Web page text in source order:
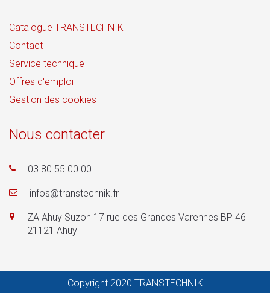
Catalogue TRANSTECHNIK
Contact
Service technique
Offres d'emploi
Gestion des cookies
Nous contacter
03 80 55 00 00
infos@transtechnik.fr
ZA Ahuy Suzon 17 rue des Grandes Varennes BP 46
21121 Ahuy
Copyright 2020 TRANSTECHNIK